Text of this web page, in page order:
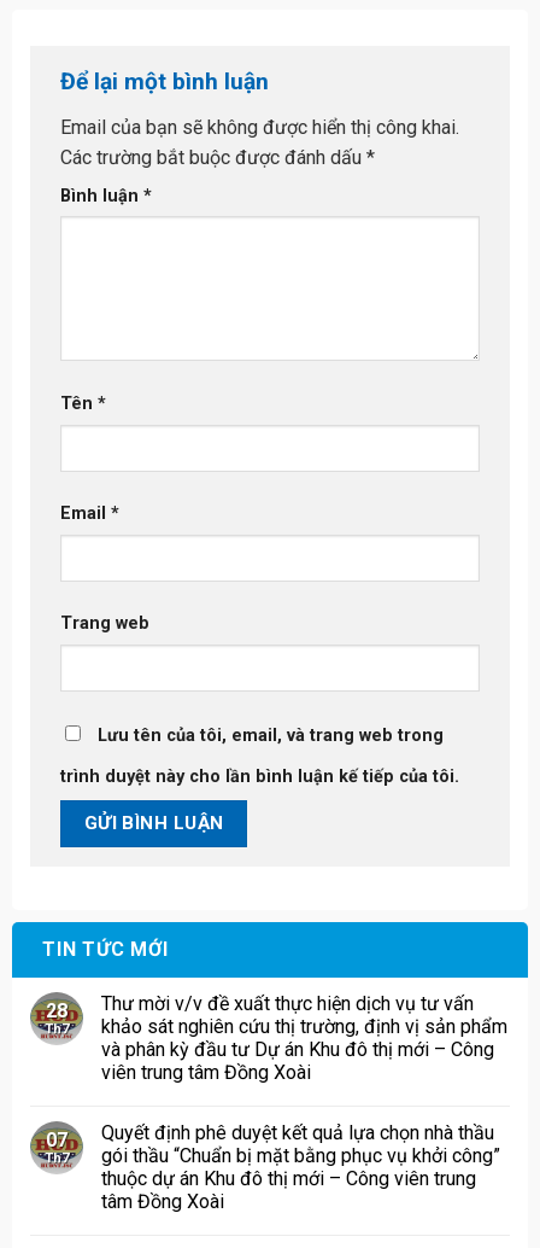
Để lại một bình luận
Email của bạn sẽ không được hiển thị công khai.
Các trường bắt buộc được đánh dấu *
Bình luận *
Tên *
Email *
Trang web
Lưu tên của tôi, email, và trang web trong
trình duyệt này cho lần bình luận kế tiếp của tôi.
TIN TỨC MỚI
28
Th7
Thư mời v/v đề xuất thực hiện dịch vụ tư vấn
khảo sát nghiên cứu thị trường, định vị sản phẩm
và phân kỳ đầu tư Dự án Khu đô thị mới – Công
viên trung tâm Đồng Xoài
07
Th7
Quyết định phê duyệt kết quả lựa chọn nhà thầu
gói thầu “Chuẩn bị mặt bằng phục vụ khởi công”
thuộc dự án Khu đô thị mới – Công viên trung
tâm Đồng Xoài